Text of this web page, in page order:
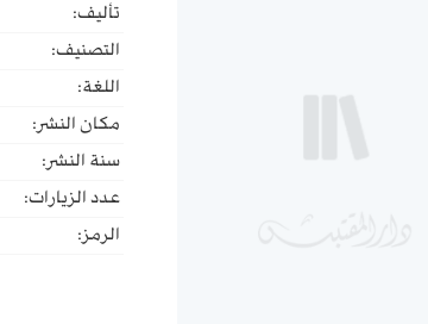
تأليف:
التصنيف:
اللغة:
مكان النشر:
سنة النشر:
عدد الزيارات:
الرمز: